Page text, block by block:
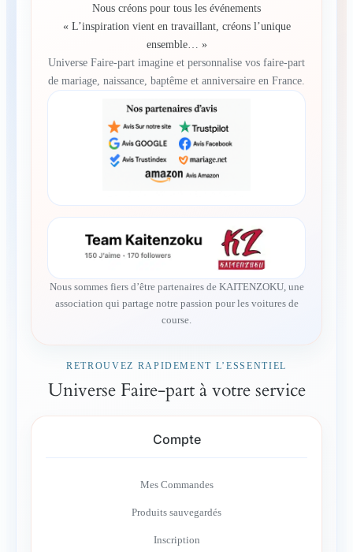
Nous créons pour tous les événements
« L’inspiration vient en travaillant, créons l’unique
ensemble… »
Universe Faire-part imagine et personnalise vos faire-part
de mariage, naissance, baptême et anniversaire en France.
Nous sommes fiers d’être partenaires de KAITENZOKU, une
association qui partage notre passion pour les voitures de
course.
RETROUVEZ RAPIDEMENT L’ESSENTIEL
Universe Faire-part à votre service
Compte
Mes Commandes
Produits sauvegardés
Inscription